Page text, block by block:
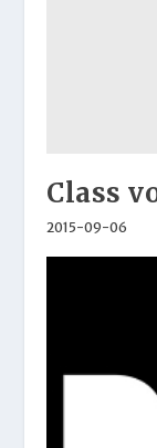
Class
2015-09-06